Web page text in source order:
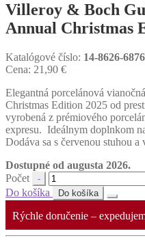
Villeroy & Boch
Annual Christmas
Katalógové číslo: 14-8626-6876
Cena: 21,90 €
Elegantná porcelánová
Christmas Edition 2025 od
vyrobená z prémiového
expresu. Ideálnym doplnkom
Dodáva sa s červenou stuhou
Dostupné od augusta 2026.
Počet
Do košíka
Do košíka
Rýchle doručenie –